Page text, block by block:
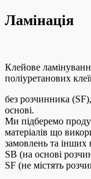
Ламінація
Клейове
поліуретанових
без розчинника
основі.
Ми підберемо
матеріалів що
замовлень та інших
SB (на основі
SF (не містять